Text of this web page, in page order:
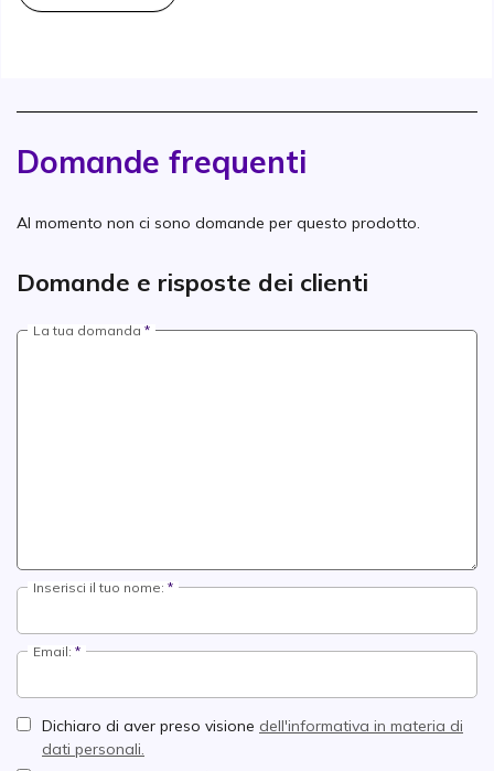
Domande frequenti
Al momento non ci sono domande per questo prodotto.
Domande e risposte dei clienti
La tua domanda
Inserisci il tuo nome:
Email:
Dichiaro di aver preso visione dell'informativa in materia di
dati personali.